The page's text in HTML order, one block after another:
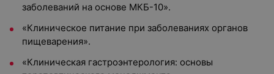
заболеваний на основе МКБ-10».
«Клиническое питание при заболеваниях органов
пищеварения».
«Клиническая гастроэнтерология: основы